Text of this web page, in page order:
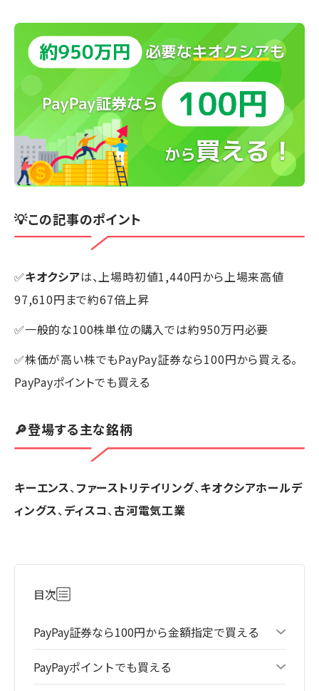
💡この記事のポイント
✅キオクシアは、上場時初値1,440円から上場来高値
97,610円まで約67倍上昇
✅一般的な100株単位の購入では約950万円必要
✅株価が高い株でもPayPay証券なら100円から買える。
PayPayポイントでも買える
🔎登場する主な銘柄
キーエンス、ファーストリテイリング、キオクシアホールデ
ィングス、ディスコ、古河電気工業
目次
PayPay証券なら100円から金額指定で買える
PayPayポイントでも買える